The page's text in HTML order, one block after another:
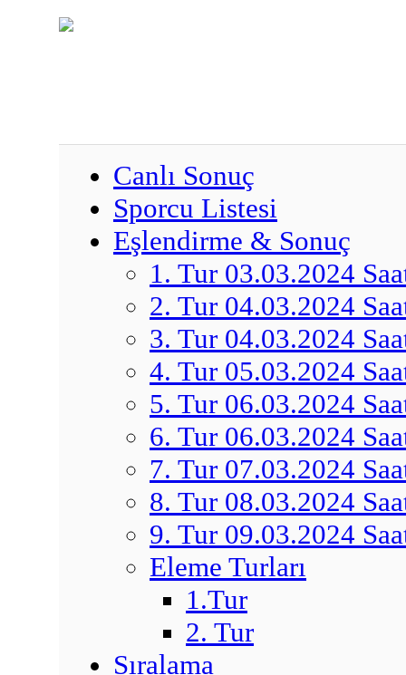
Canlı Sonuç
Sporcu Listesi
Eşlendirme & Sonuç
1. Tur 03.03.2024
2. Tur 04.03.2024
3. Tur 04.03.2024
4. Tur 05.03.2024
5. Tur 06.03.2024
6. Tur 06.03.2024
7. Tur 07.03.2024
8. Tur 08.03.2024
9. Tur 09.03.2024
Eleme Turları
1.Tur
2. Tur
Sıralama